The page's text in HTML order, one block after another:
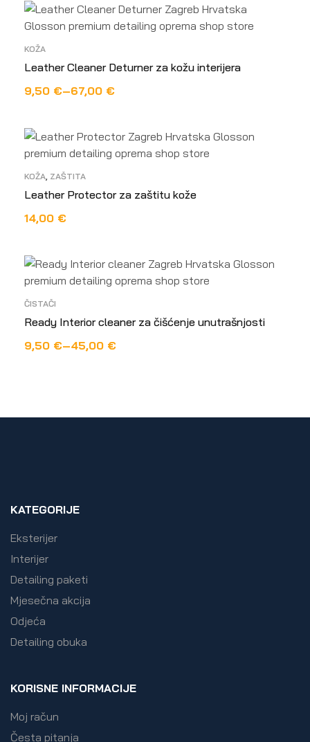
KOŽA
Leather Cleaner Deturner za kožu interijera
9,50 €–67,00 €
KOŽA, ZAŠTITA
Leather Protector za zaštitu kože
14,00 €
ČISTAČI
Ready Interior cleaner za čišćenje unutrašnjosti
9,50 €–45,00 €
KATEGORIJE
Eksterijer
Interijer
Detailing paketi
Mjesečna akcija
Odjeća
Detailing obuka
KORISNE INFORMACIJE
Moj račun
Česta pitanja